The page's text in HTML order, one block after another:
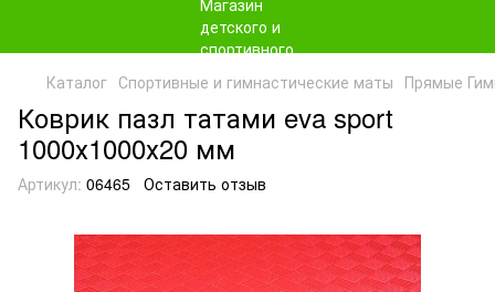
Каталог Спортивные и гимнастические маты Прямые
Коврик пазл татами eva sport
1000х1000х20 мм
Артикул: 06465 Оставить отзыв